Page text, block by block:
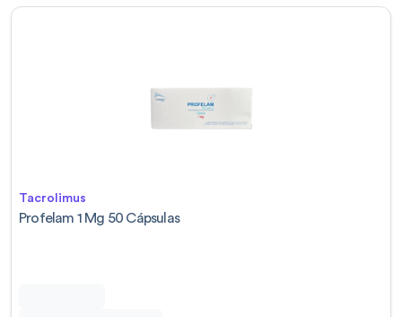
Tacrolimus
Profelam 1 Mg 50 Cápsulas